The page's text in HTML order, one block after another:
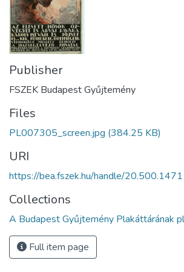
Publisher
FSZEK Budapest Gyűjtemény
Files
PL007305_screen.jpg (384.25 KB)
URI
https://bea.fszek.hu/handle/
Collections
A Budapest Gyűjtemény Plakáttárának
Full item page